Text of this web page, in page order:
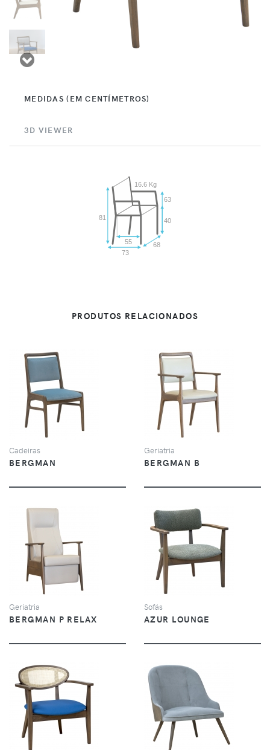
MEDIDAS (EM CENTÍMETROS)
3D VIEWER
81
55
73
68
40
63
16.6 Kg
PRODUTOS RELACIONADOS
VER
Cadeiras
BERGMAN
VER
Geriatria
BERGMAN B
VER
Geriatria
BERGMAN P RELAX
VER
Sofás
AZUR LOUNGE
VER VER